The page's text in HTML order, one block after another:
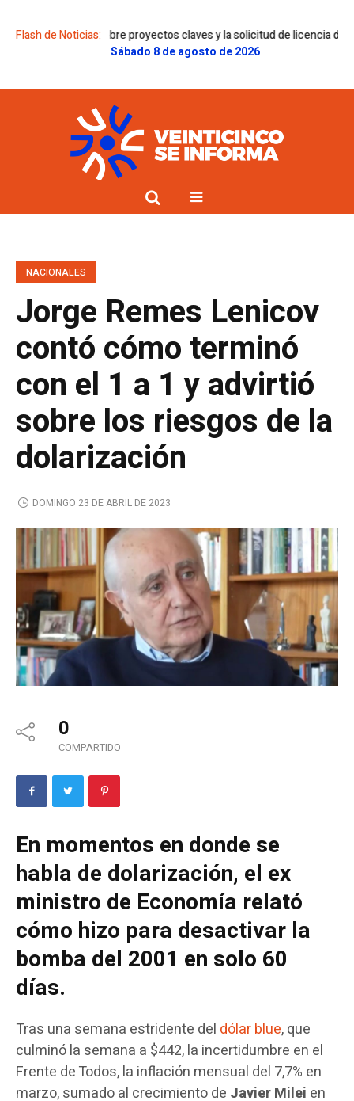
Flash de Noticias:
sobre proyectos claves y la solicitud de licencia de Gregorini
Sábado 8 de agosto de 2026
NACIONALES
Jorge Remes Lenicov
contó cómo terminó
con el 1 a 1 y advirtió
sobre los riesgos de la
dolarización
DOMINGO 23 DE ABRIL DE 2023
0
COMPARTIDO
En momentos en donde se
habla de dolarización, el ex
ministro de Economía relató
cómo hizo para desactivar la
bomba del 2001 en solo 60
días.
Tras una semana estridente del dólar blue, que
culminó la semana a $442, la incertidumbre en el
Frente de Todos, la inflación mensual del 7,7% en
marzo, sumado al crecimiento de Javier Milei en